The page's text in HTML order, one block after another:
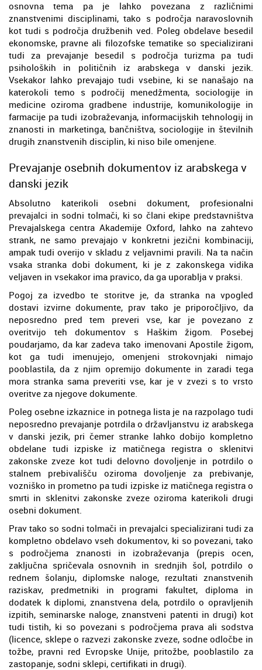
osnovna tema pa je lahko povezana z različnimi
znanstvenimi disciplinami, tako s področja naravoslovnih
kot tudi s področja družbenih ved. Poleg obdelave besedil
ekonomske, pravne ali filozofske tematike so specializirani
tudi za prevajanje besedil s področja turizma pa tudi
psiholoških in političnih iz arabskega v danski jezik.
Vsekakor lahko prevajajo tudi vsebine, ki se nanašajo na
katerokoli temo s področij menedžmenta, sociologije in
medicine oziroma gradbene industrije, komunikologije in
farmacije pa tudi izobraževanja, informacijskih tehnologij in
znanosti in marketinga, bančništva, sociologije in številnih
drugih znanstvenih disciplin, ki niso bile omenjene.
Prevajanje osebnih dokumentov iz arabskega v
danski jezik
Absolutno katerikoli osebni dokument, profesionalni
prevajalci in sodni tolmači, ki so člani ekipe predstavništva
Prevajalskega centra Akademije Oxford, lahko na zahtevo
strank, ne samo prevajajo v konkretni jezični kombinaciji,
ampak tudi overijo v skladu z veljavnimi pravili. Na ta način
vsaka stranka dobi dokument, ki je z zakonskega vidika
veljaven in vsekakor ima pravico, da ga uporablja v praksi.
Pogoj za izvedbo te storitve je, da stranka na vpogled
dostavi izvirne dokumente, prav tako je priporočljivo, da
neposredno pred tem preveri vse, kar je povezano z
overitvijo teh dokumentov s Haškim žigom. Posebej
poudarjamo, da kar zadeva tako imenovani Apostile žigom,
kot ga tudi imenujejo, omenjeni strokovnjaki nimajo
pooblastila, da z njim opremijo dokumente in zaradi tega
mora stranka sama preveriti vse, kar je v zvezi s to vrsto
overitve za njegove dokumente.
Poleg osebne izkaznice in potnega lista je na razpolago tudi
neposredno prevajanje potrdila o državljanstvu iz arabskega
v danski jezik, pri čemer stranke lahko dobijo kompletno
obdelane tudi izpiske iz matičnega registra o sklenitvi
zakonske zveze kot tudi delovno dovoljenje in potrdilo o
stalnem prebivališču oziroma dovoljenje za prebivanje,
vozniško in prometno pa tudi izpiske iz matičnega registra o
smrti in sklenitvi zakonske zveze oziroma katerikoli drugi
osebni dokument.
Prav tako so sodni tolmači in prevajalci specializirani tudi za
kompletno obdelavo vseh dokumentov, ki so povezani, tako
s področjema znanosti in izobraževanja (prepis ocen,
zaključna spričevala osnovnih in srednjih šol, potrdilo o
rednem šolanju, diplomske naloge, rezultati znanstvenih
raziskav, predmetniki in programi fakultet, diploma in
dodatek k diplomi, znanstvena dela, potrdilo o opravljenih
izpitih, seminarske naloge, znanstveni patenti in drugi) kot
tudi tistih, ki so povezani s področjema prava ali sodstva
(licence, sklepe o razvezi zakonske zveze, sodne odločbe in
tožbe, pravni red Evropske Unije, pritožbe, pooblastilo za
zastopanje, sodni sklepi, certifikati in drugi).